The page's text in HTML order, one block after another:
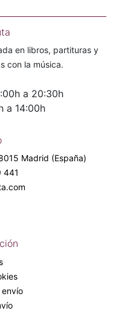
en libros, partituras y
con la música.
a 20:30h
a 14:00h
Madrid (España)
441